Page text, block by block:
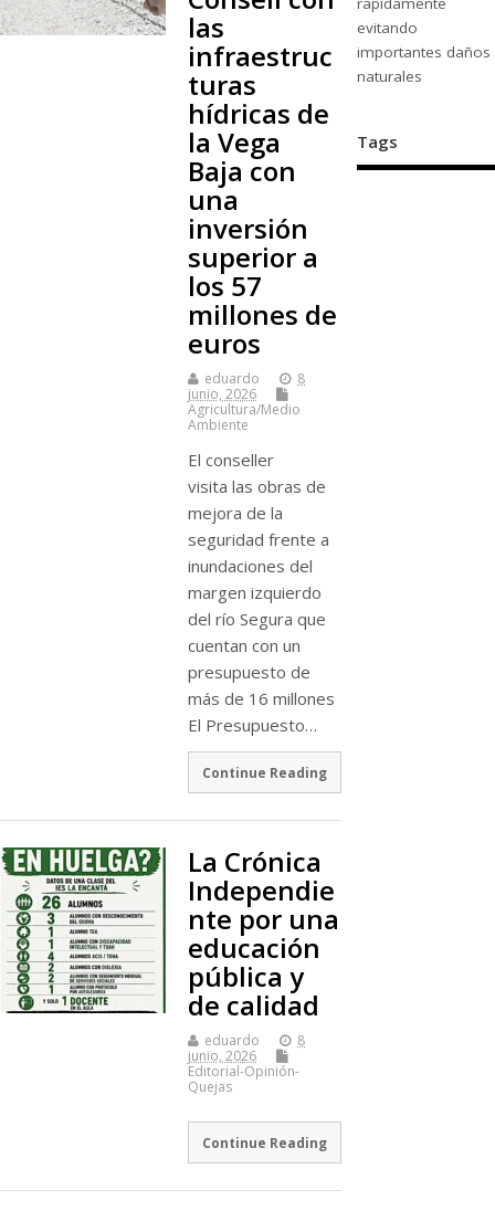
las
infraestruc
turas
hídricas de
la Vega
Baja con
una
inversión
superior a
los 57
millones de
euros
eduardo
8
junio, 2026
Agricultura/Medio
Ambiente
El conseller
visita las obras de
mejora de la
seguridad frente a
inundaciones del
margen izquierdo
del río Segura que
cuentan con un
presupuesto de
más de 16 millones
El Presupuesto…
Continue Reading
La Crónica
Independie
nte por una
educación
pública y
de calidad
eduardo
8
junio, 2026
Editorial-Opinión-
Quejas
Continue Reading
evitando
importantes daños
naturales
Tags